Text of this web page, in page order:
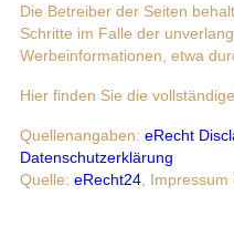
Die Betreiber der Seiten
Schritte im Falle der
Werbeinformationen, etwa
Hier finden Sie die vollständige
Quellenangaben: eRecht
Datenschutzerklärung
Quelle: eRecht24 ,